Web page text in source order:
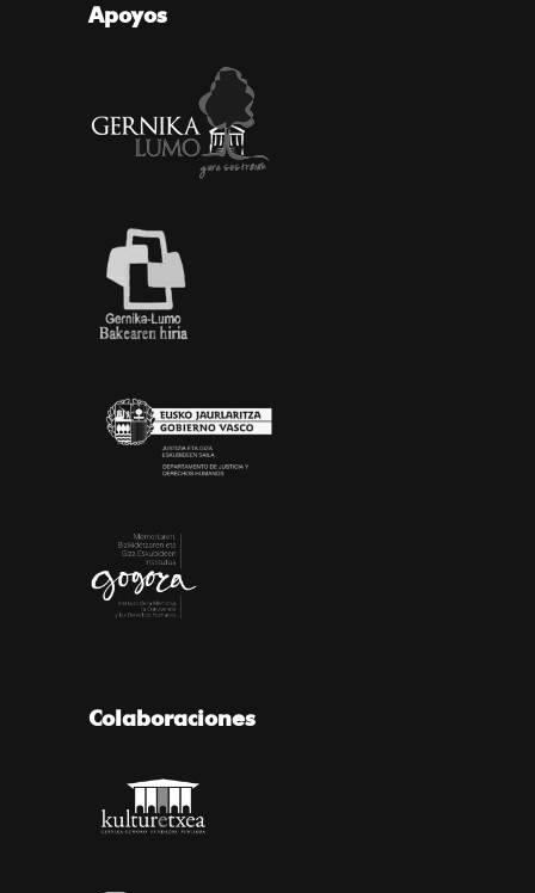
Apoyos
Colaboraciones